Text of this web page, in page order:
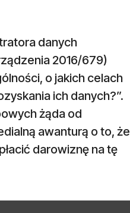
danych
2016/679)
o jakich celach
ich danych?”.
żąda od
awanturą o to, że
darowiznę na tę